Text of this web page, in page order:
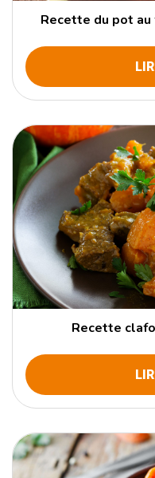
Recette du pot au
Recette